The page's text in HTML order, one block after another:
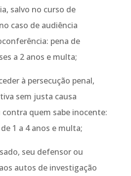
salvo no curso de
caso de audiência
pena de
a 2 anos e multa;
à persecução penal,
sem justa causa
quem sabe inocente:
1 a 4 anos e multa;
seu defensor ou
autos de investigação